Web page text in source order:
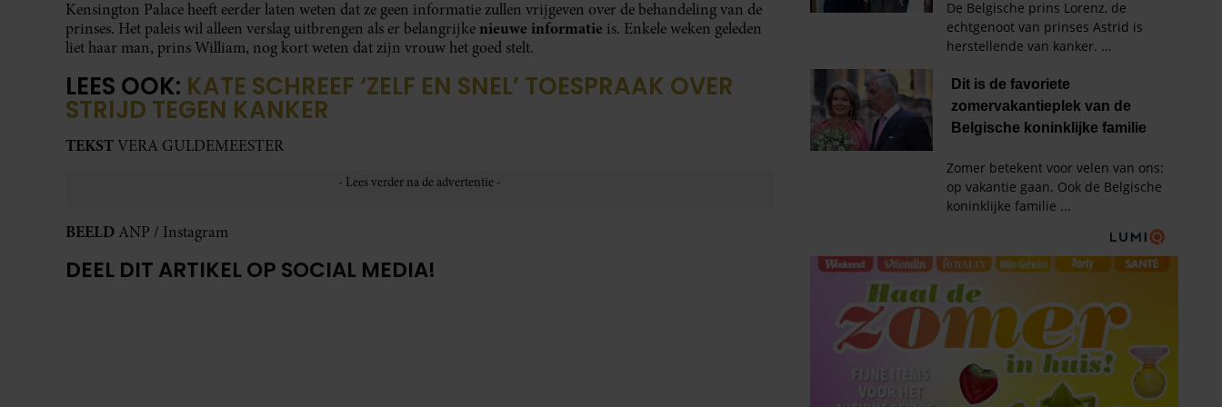
Kensington Palace heeft eerder laten weten dat ze geen informatie zullen vrijgeven over de behandeling van de
prinses. Het paleis wil alleen verslag uitbrengen als er belangrijke nieuwe informatie is. Enkele weken geleden
liet haar man, prins William, nog kort weten dat zijn vrouw het goed stelt.
LEES OOK: KATE SCHREEF ‘ZELF EN SNEL’ TOESPRAAK OVER
STRIJD TEGEN KANKER
TEKSTVERA GULDEMEESTER
BEELDANP / Instagram
DEEL DIT ARTIKEL OP SOCIAL MEDIA!